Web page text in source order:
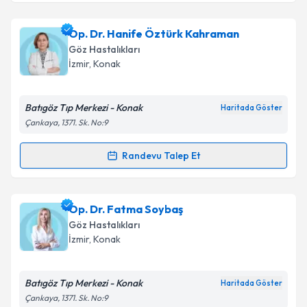
Doç. Dr. Uğur Ünsaliçin randevu takvimi talebi
oluşturun. Size bu uzmandan randevu almanız için bir
takvim hazırlandığında e-posta ile bilgilendireceğiz.
Kişisel verilerimin işlenmesine ilişkin
Metni'ni okudum ve kişisel verilerimin belirtilen
Takvim Talebini Gönder
Op. Dr. Hanife Öztürk Kahraman
Göz Hastalıkları
İzmir, Konak
Batıgöz Tıp Merkezi - Konak Haritada Göster
Çankaya, 1371. Sk. No:9
Randevu Talep Et
Randevu Takvimi Talebi
Op. Dr. Hanife Öztürk Kahraman
takvimi talebi oluşturun. Size bu uzmandan randevu
almanız için bir takvim hazırlandığında e-posta ile
bilgilendireceğiz.
Op. Dr. Fatma Soybaş
Göz Hastalıkları
İzmir, Konak
Batıgöz Tıp Merkezi - Konak Haritada Göster
Çankaya, 1371. Sk. No:9